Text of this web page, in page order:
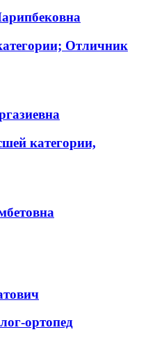
Отличник
категории,
ортопед